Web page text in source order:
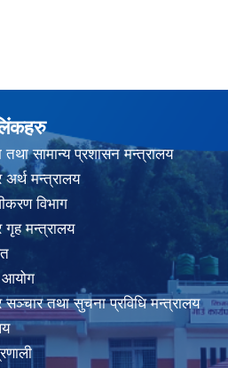
तथा सामान्य प्रशासन मन्त्रालय
मन्त्रालय
विभाग
गृह मन्त्रालय
तथा सुचना प्रविधि मन्त्रालय